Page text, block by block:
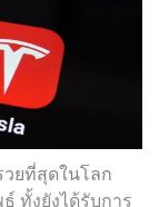
ยที่สุดในโลก
ทั้งยังได้รับการ